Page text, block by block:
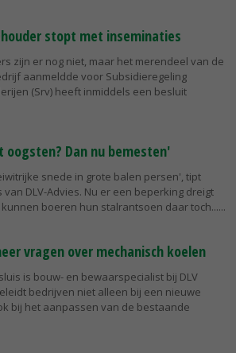
stopt met inseminaties
zijn er nog niet, maar het merendeel van de
aanmeldde voor Subsidieregeling
(Srv) heeft inmiddels een besluit
oogsten? Dan nu bemesten'
snede in grote balen persen', tipt
van DLV-Advies. Nu er een beperking dreigt
boeren hun stalrantsoen daar toch...
vragen over mechanisch koelen
is bouw- en bewaarspecialist bij DLV
bedrijven niet alleen bij een nieuwe
bij het aanpassen van de bestaande